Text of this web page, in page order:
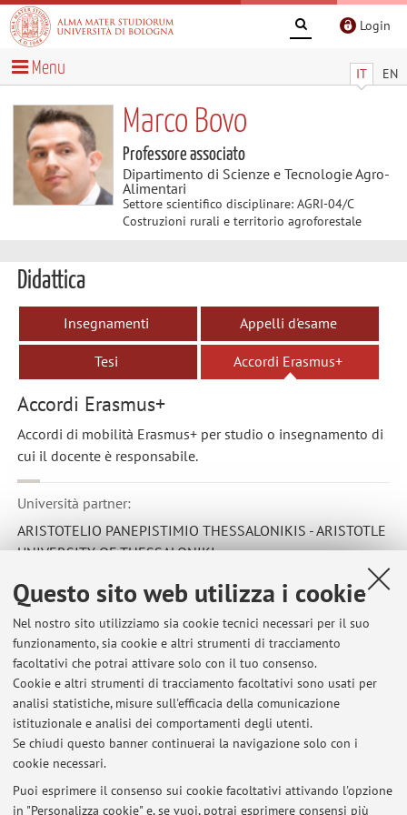
Questo sito web utilizza i cookie
Nel nostro sito utilizziamo sia cookie tecnici necessari per il suo
funzionamento, sia cookie e altri strumenti di tracciamento
facoltativi che potrai attivare solo con il tuo consenso.
Cookie e altri strumenti di tracciamento facoltativi sono usati per
analisi statistiche, misure sull'efficacia della comunicazione
istituzionale e analisi dei comportamenti degli utenti.
Se chiudi questo banner continuerai la navigazione solo con i
cookie necessari.
Puoi esprimere il consenso sui cookie facoltativi attivando l'opzione
in "Personalizza cookie" e, se vuoi, potrai esprimere consensi più
Login
IT EN
Menu
Marco Bovo
Professore associato
Dipartimento di Scienze e Tecnologie Agro-
Alimentari
Settore scientifico disciplinare: AGRI-04/C
Costruzioni rurali e territorio agroforestale
Didattica
Insegnamenti Appelli d'esame
Tesi Accordi Erasmus+
Accordi Erasmus+
Accordi di mobilità Erasmus+ per studio o insegnamento di
cui il docente è responsabile.
Università partner:
ARISTOTELIO PANEPISTIMIO THESSALONIKIS - ARISTOTLE
UNIVERSITY OF THESSALONIKI
Grecia
Codice Erasmus:
G THESSAL01
Area disciplinare:
0810 - Agriculture, not further defined